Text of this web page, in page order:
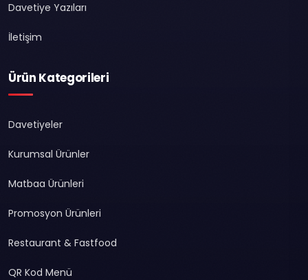
Davetiye Yazıları
İletişim
Ürün Kategorileri
Davetiyeler
Kurumsal Ürünler
Matbaa Ürünleri
Promosyon Ürünleri
Restaurant & Fastfood
QR Kod Menü